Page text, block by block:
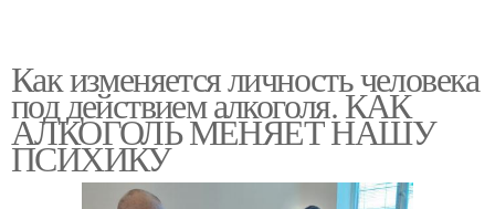
Как изменяется личность человека
под действием алкоголя. КАК
АЛКОГОЛЬ МЕНЯЕТ НАШУ
ПСИХИКУ